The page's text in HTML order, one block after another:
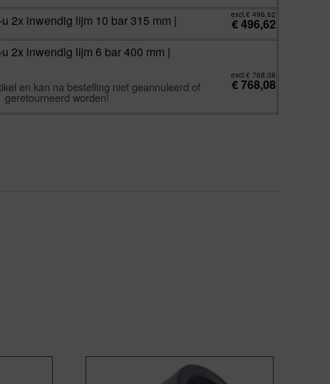
2x inwendig lijm 10 bar 315 mm | excl.€ 496,62
€496,62
2x inwendig lijm 6 bar 400 mm |
excl.€ 768,08
€768,08
en kan na bestelling niet geannuleerd of
geretourneerd worden!